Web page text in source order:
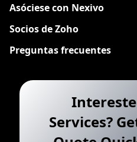
Asóciese con Nexivo
Socios de Zoho
Preguntas frecuentes
Services?